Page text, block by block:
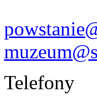
Telefony